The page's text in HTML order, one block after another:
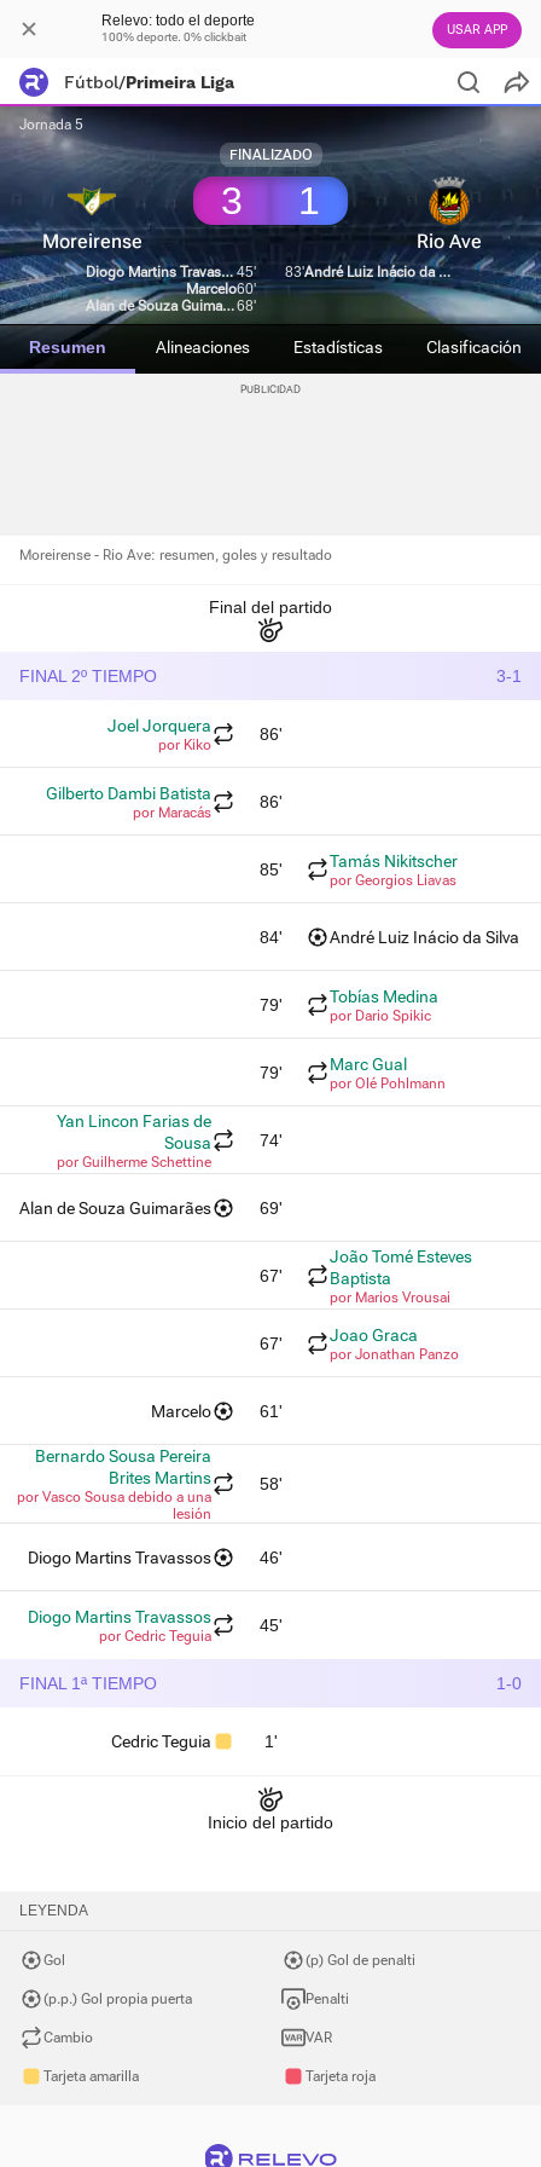
Relevo: todo el deporte
100% deporte. 0% clickbait USAR APP
Fútbol/Primeira Liga
Jornada 5
FINALIZADO
Moreirense
3 1
Rio Ave
Diogo Martins Travassos 45'
Marcelo60'
Alan de Souza Guimarães68'
83' André Luiz Inácio da Silva
Resumen Alineaciones Estadísticas Clasificación
Moreirense - Rio Ave: resumen, goles y resultado
Final del partido
FINAL 2º TIEMPO 3-1
Joel Jorquera
por Kiko
86'
Gilberto Dambi Batista
por Maracás
86'
85' Tamás Nikitscher
por Georgios Liavas
84' André Luiz Inácio da Silva
79' Tobías Medina
por Dario Spikic
79' Marc Gual
por Olé Pohlmann
Yan Lincon Farias de
Sousa
por Guilherme Schettine
74'
Alan de Souza Guimarães 69'
67'
João Tomé Esteves
Baptista
por Marios Vrousai
67' Joao Graca
por Jonathan Panzo
Marcelo 61'
Bernardo Sousa Pereira
Brites Martins
por Vasco Sousa debido a una
lesión
58'
Diogo Martins Travassos 46'
Diogo Martins Travassos
por Cedric Teguia
45'
FINAL 1ª TIEMPO 1-0
Cedric Teguia 1'
Inicio del partido
LEYENDA
Gol
(p.p.) Gol propia puerta
Cambio
Tarjeta amarilla
(p) Gol de penalti
Penalti
VAR
Tarjeta roja